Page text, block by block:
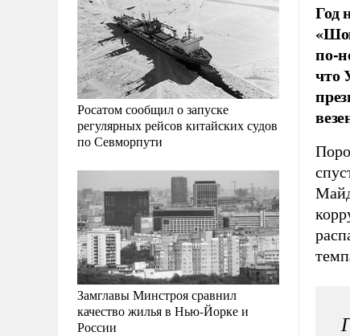
Росатом сообщил о запуске
регулярных рейсов китайских судов
по Севморпути
Замглавы Минстроя сравнил
качество жилья в Нью-Йорке и
России
Год
по-
что